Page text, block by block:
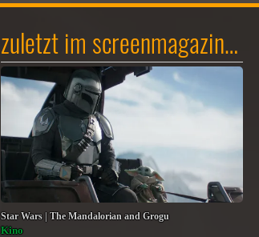
zuletzt im screenmagazin…
Star Wars | The Mandalorian and Grogu
Kino